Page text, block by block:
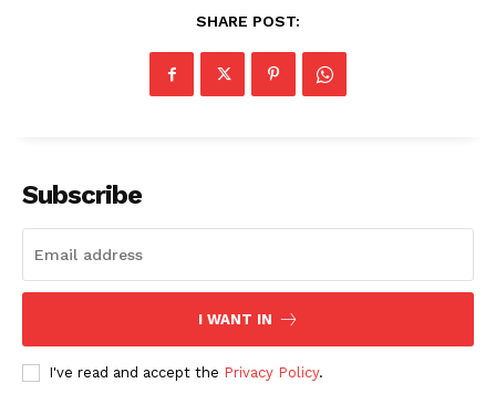
SHARE POST:
Subscribe
I WANT IN
I've read and accept the Privacy Policy.